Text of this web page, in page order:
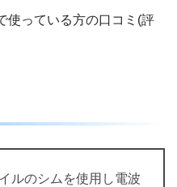
使っている方の口コミ(評
ルのシムを使用し電波